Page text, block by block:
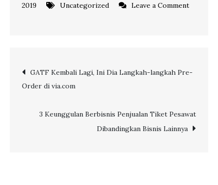
2019
Uncategorized
Leave a Comment
Cara
Jitu
Pemasukan
Post
GATF Kembali Lagi, Ini Dia Langkah-langkah Pre-
Order di via.com
3 Keunggulan Berbisnis Penjualan Tiket Pesawat
Dibandingkan Bisnis Lainnya